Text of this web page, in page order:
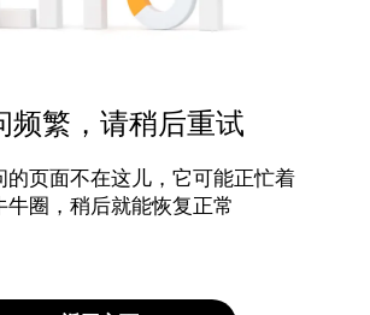
频繁，请稍后重试
的页面不在这儿，它可能正忙着
牛圈，稍后就能恢复正常